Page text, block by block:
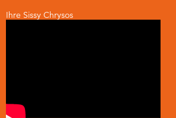
Ihre Sissy Chrysos